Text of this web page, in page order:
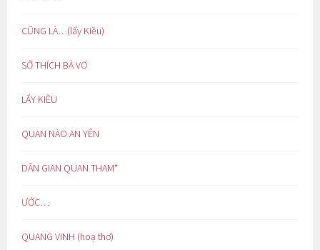
CŨNG LÀ…(lẩy Kiều)
SỞ THÍCH BÁ VƠ
LẨY KIỀU
QUAN NÀO AN YÊN
DÂN GIAN QUAN THAM*
ƯỚC…
QUANG VINH (hoạ thơ)